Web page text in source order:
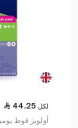
44.25 لكل
أولويز فوط